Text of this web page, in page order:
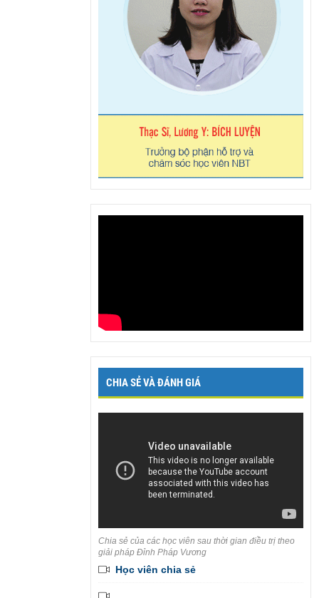
CHIA SẺ VÀ ĐÁNH GIÁ
Chia sẻ của các học viên sau thời gian điều trị theo
giải pháp Đỉnh Pháp Vương
Học viên chia sẻ